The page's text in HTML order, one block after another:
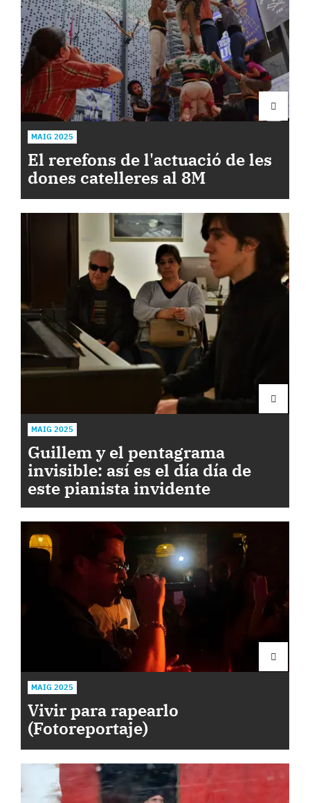
MAIG 2025
El rerefons de l'actuació de les
dones catelleres al 8M
MAIG 2025
Guillem y el pentagrama
invisible: así es el día día de
este pianista invidente
MAIG 2025
Vivir para rapearlo
(Fotoreportaje)